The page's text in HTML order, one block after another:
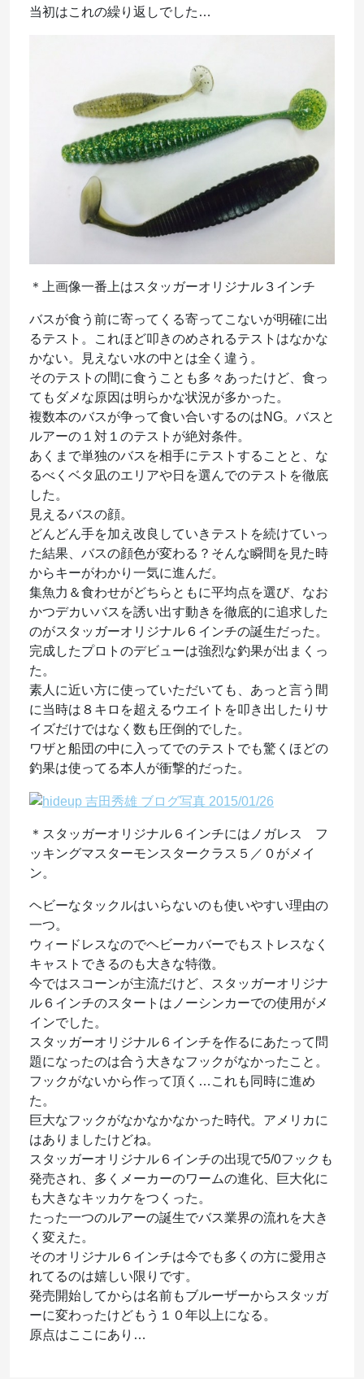
当初はこれの繰り返しでした…
＊上画像一番上はスタッガーオリジナル３インチ
バスが食う前に寄ってくる寄ってこないが明確に出
るテスト。これほど叩きのめされるテストはなかな
かない。見えない水の中とは全く違う。
そのテストの間に食うことも多々あったけど、食っ
てもダメな原因は明らかな状況が多かった。
複数本のバスが争って食い合いするのはNG。バスと
ルアーの１対１のテストが絶対条件。
あくまで単独のバスを相手にテストすることと、な
るべくベタ凪のエリアや日を選んでのテストを徹底
した。
見えるバスの顔。
どんどん手を加え改良していきテストを続けていっ
た結果、バスの顔色が変わる？そんな瞬間を見た時
からキーがわかり一気に進んだ。
集魚力＆食わせがどちらともに平均点を選び、なお
かつデカいバスを誘い出す動きを徹底的に追求した
のがスタッガーオリジナル６インチの誕生だった。
完成したプロトのデビューは強烈な釣果が出まくっ
た。
素人に近い方に使っていただいても、あっと言う間
に当時は８キロを超えるウエイトを叩き出したりサ
イズだけではなく数も圧倒的でした。
ワザと船団の中に入ってでのテストでも驚くほどの
釣果は使ってる本人が衝撃的だった。
＊スタッガーオリジナル６インチにはノガレス フ
ッキングマスターモンスタークラス５／０がメイ
ン。
ヘビーなタックルはいらないのも使いやすい理由の
一つ。
ウィードレスなのでヘビーカバーでもストレスなく
キャストできるのも大きな特徴。
今ではスコーンが主流だけど、スタッガーオリジナ
ル６インチのスタートはノーシンカーでの使用がメ
インでした。
スタッガーオリジナル６インチを作るにあたって問
題になったのは合う大きなフックがなかったこと。
フックがないから作って頂く…これも同時に進め
た。
巨大なフックがなかなかなかった時代。アメリカに
はありましたけどね。
スタッガーオリジナル６インチの出現で5/0フックも
発売され、多くメーカーのワームの進化、巨大化に
も大きなキッカケをつくった。
たった一つのルアーの誕生でバス業界の流れを大き
く変えた。
そのオリジナル６インチは今でも多くの方に愛用さ
れてるのは嬉しい限りです。
発売開始してからは名前もブルーザーからスタッガ
ーに変わったけどもう１０年以上になる。
原点はここにあり…